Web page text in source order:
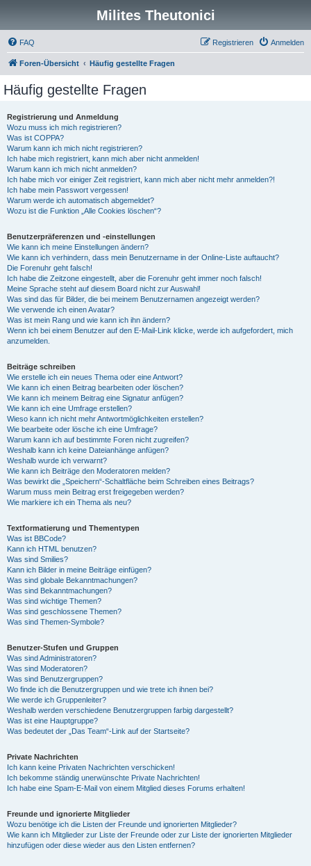
Milites Theutonici
FAQ Anmelden
Registrieren
Foren-Übersicht Häufig gestellte Fragen
Häufig gestellte Fragen
Registrierung und Anmeldung
Wozu muss ich mich registrieren?
Was ist COPPA?
Warum kann ich mich nicht registrieren?
Ich habe mich registriert, kann mich aber nicht anmelden!
Warum kann ich mich nicht anmelden?
Ich habe mich vor einiger Zeit registriert, kann mich aber nicht mehr anmelden?!
Ich habe mein Passwort vergessen!
Warum werde ich automatisch abgemeldet?
Wozu ist die Funktion „Alle Cookies löschen“?
Benutzerpräferenzen und -einstellungen
Wie kann ich meine Einstellungen ändern?
Wie kann ich verhindern, dass mein Benutzername in der Online-Liste auftaucht?
Die Forenuhr geht falsch!
Ich habe die Zeitzone eingestellt, aber die Forenuhr geht immer noch falsch!
Meine Sprache steht auf diesem Board nicht zur Auswahl!
Was sind das für Bilder, die bei meinem Benutzernamen angezeigt werden?
Wie verwende ich einen Avatar?
Was ist mein Rang und wie kann ich ihn ändern?
Wenn ich bei einem Benutzer auf den E-Mail-Link klicke, werde ich aufgefordert, mich
anzumelden.
Beiträge schreiben
Wie erstelle ich ein neues Thema oder eine Antwort?
Wie kann ich einen Beitrag bearbeiten oder löschen?
Wie kann ich meinem Beitrag eine Signatur anfügen?
Wie kann ich eine Umfrage erstellen?
Wieso kann ich nicht mehr Antwortmöglichkeiten erstellen?
Wie bearbeite oder lösche ich eine Umfrage?
Warum kann ich auf bestimmte Foren nicht zugreifen?
Weshalb kann ich keine Dateianhänge anfügen?
Weshalb wurde ich verwarnt?
Wie kann ich Beiträge den Moderatoren melden?
Was bewirkt die „Speichern“-Schaltfläche beim Schreiben eines Beitrags?
Warum muss mein Beitrag erst freigegeben werden?
Wie markiere ich ein Thema als neu?
Textformatierung und Thementypen
Was ist BBCode?
Kann ich HTML benutzen?
Was sind Smilies?
Kann ich Bilder in meine Beiträge einfügen?
Was sind globale Bekanntmachungen?
Was sind Bekanntmachungen?
Was sind wichtige Themen?
Was sind geschlossene Themen?
Was sind Themen-Symbole?
Benutzer-Stufen und Gruppen
Was sind Administratoren?
Was sind Moderatoren?
Was sind Benutzergruppen?
Wo finde ich die Benutzergruppen und wie trete ich ihnen bei?
Wie werde ich Gruppenleiter?
Weshalb werden verschiedene Benutzergruppen farbig dargestellt?
Was ist eine Hauptgruppe?
Was bedeutet der „Das Team“-Link auf der Startseite?
Private Nachrichten
Ich kann keine Privaten Nachrichten verschicken!
Ich bekomme ständig unerwünschte Private Nachrichten!
Ich habe eine Spam-E-Mail von einem Mitglied dieses Forums erhalten!
Freunde und ignorierte Mitglieder
Wozu benötige ich die Listen der Freunde und ignorierten Mitglieder?
Wie kann ich Mitglieder zur Liste der Freunde oder zur Liste der ignorierten Mitglieder
hinzufügen oder diese wieder aus den Listen entfernen?